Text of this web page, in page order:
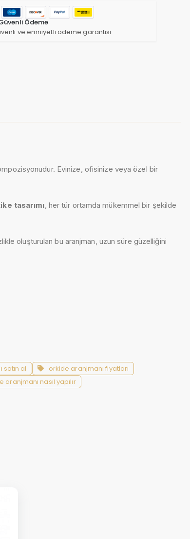
Ödeme
ve emniyetli ödeme garantisi
Evinize, ofisinize veya özel bir
tasarımı , her tür ortamda mükemmel bir şekilde
oluşturulan bu aranjman, uzun süre güzelliğini
satın al
orkide aranjmanı fiyatları
aranjmanı nasıl yapılır